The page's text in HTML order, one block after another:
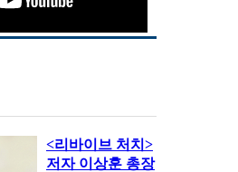
<리바이브 처치>
저자 이상훈 총장